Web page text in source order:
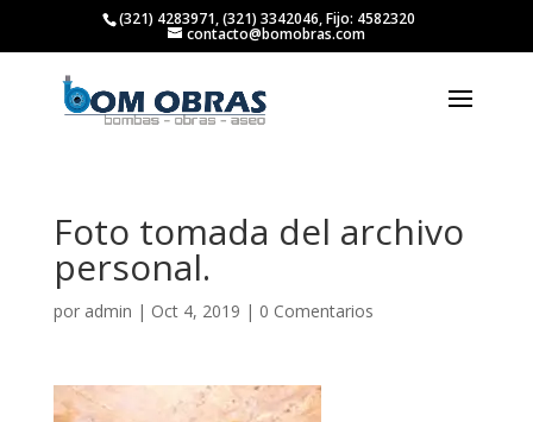
(321) 4283971, (321) 3342046, Fijo: 4582320
contacto@bomobras.com
Foto tomada del archivo
personal.
por admin | Oct 4, 2019 | 0 Comentarios